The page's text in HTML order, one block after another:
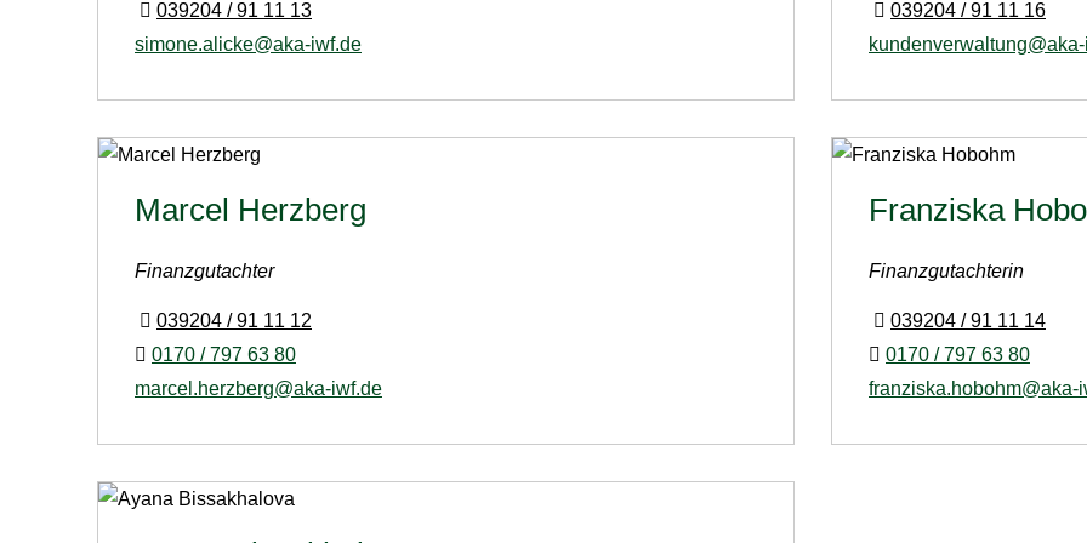
039204 / 91 11 13
simone.alicke@aka-iwf.de
039204 / 91 11 16
Marcel Herzberg
Finanzgutachter
039204 / 91 11 12
0170 / 797 63 80
marcel.herzberg@aka-iwf.de
Franziska
Finanzgutachterin
039204 / 91 11 14
0170 / 797 63 80
franziska.hobohm@aka-